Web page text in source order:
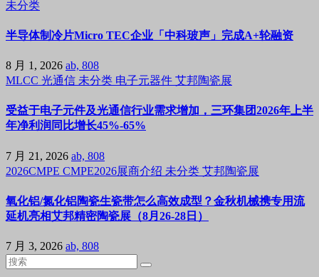
未分类
半导体制冷片Micro TEC企业「中科玻声」完成A+轮融资
8 月 1, 2026 ab, 808
MLCC 光通信 未分类 电子元器件 艾邦陶瓷展
受益于电子元件及光通信行业需求增加，三环集团2026年上半
年净利润同比增长45%-65%
7 月 21, 2026 ab, 808
2026CMPE CMPE2026展商介绍 未分类 艾邦陶瓷展
氧化铝/氮化铝陶瓷生瓷带怎么高效成型？金秋机械携专用流
延机亮相艾邦精密陶瓷展（8月26-28日）
7 月 3, 2026 ab, 808